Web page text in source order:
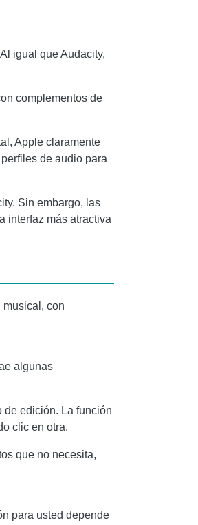
igual queAudacity,
complementos de
Apple claramente
de audio para
. Sin embargo, las
interfaz más atractiva
musical, con
algunas
de edición. La función
clic en otra.
que no necesita,
para usted depende